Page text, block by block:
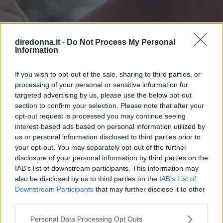
diredonna.it - Do Not Process My Personal
Information
If you wish to opt-out of the sale, sharing to third parties, or
processing of your personal or sensitive information for
targeted advertising by us, please use the below opt-out
section to confirm your selection. Please note that after your
opt-out request is processed you may continue seeing
interest-based ads based on personal information utilized by
us or personal information disclosed to third parties prior to
your opt-out. You may separately opt-out of the further
disclosure of your personal information by third parties on the
IAB’s list of downstream participants. This information may
also be disclosed by us to third parties on the IAB’s List of
Downstream Participants that may further disclose it to other
Please note that this website/app uses one or more Google
Personal Data Processing Opt Outs
Eritema solare: cosa fare se la
pelle è stata sovraesposta ai